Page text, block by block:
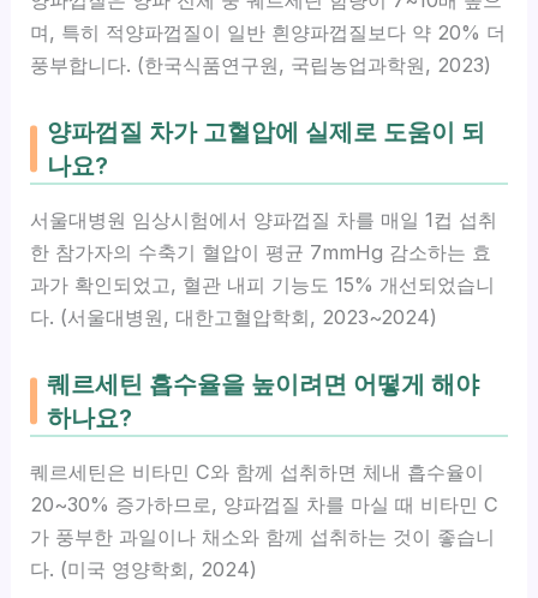
며, 특히 적양파껍질이 일반 흰양파껍질보다 약 20% 더
풍부합니다. (한국식품연구원, 국립농업과학원, 2023)
양파껍질 차가 고혈압에 실제로 도움이 되
나요?
서울대병원 임상시험에서 양파껍질 차를 매일 1컵 섭취
한 참가자의 수축기 혈압이 평균 7mmHg 감소하는 효
과가 확인되었고, 혈관 내피 기능도 15% 개선되었습니
다. (서울대병원, 대한고혈압학회, 2023~2024)
퀘르세틴 흡수율을 높이려면 어떻게 해야
하나요?
퀘르세틴은 비타민 C와 함께 섭취하면 체내 흡수율이
20~30% 증가하므로, 양파껍질 차를 마실 때 비타민 C
가 풍부한 과일이나 채소와 함께 섭취하는 것이 좋습니
다. (미국 영양학회, 2024)